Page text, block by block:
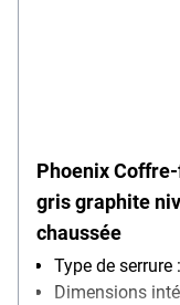
Phoenix
gris graphite
chaussée
Type de serrure
Dimensions